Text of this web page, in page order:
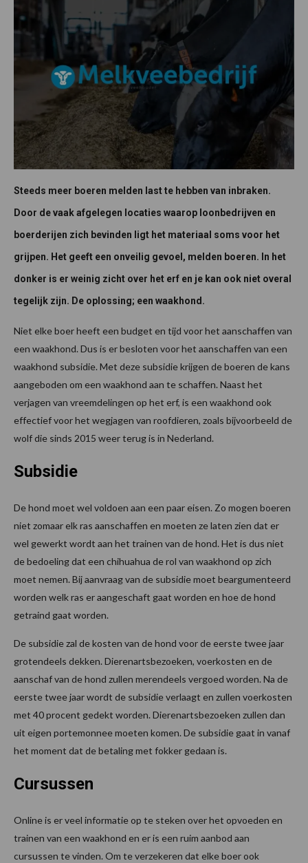
Steeds meer boeren melden last te hebben van inbraken.
Door de vaak afgelegen locaties waarop loonbedrijven en
boerderijen zich bevinden ligt het materiaal soms voor het
grijpen. Het geeft een onveilig gevoel, melden boeren. In het
donker is er weinig zicht over het erf en je kan ook niet overal
tegelijk zijn. De oplossing; een waakhond.
Niet elke boer heeft een budget en tijd voor het aanschaffen van
een waakhond. Dus is er besloten voor het aanschaffen van een
waakhond subsidie. Met deze subsidie krijgen de boeren de kans
aangeboden om een waakhond aan te schaffen. Naast het
verjagen van vreemdelingen op het erf, is een waakhond ook
effectief voor het wegjagen van roofdieren, zoals bijvoorbeeld de
wolf die sinds 2015 weer terug is in Nederland.
Subsidie
De hond moet wel voldoen aan een paar eisen. Zo mogen boeren
niet zomaar elk ras aanschaffen en moeten ze laten zien dat er
wel gewerkt wordt aan het trainen van de hond. Het is dus niet
de bedoeling dat een chihuahua de rol van waakhond op zich
moet nemen. Bij aanvraag van de subsidie moet beargumenteerd
worden welk ras er aangeschaft gaat worden en hoe de hond
getraind gaat worden.
De subsidie zal de kosten van de hond voor de eerste twee jaar
grotendeels dekken. Dierenartsbezoeken, voerkosten en de
aanschaf van de hond zullen merendeels vergoed worden. Na de
eerste twee jaar wordt de subsidie verlaagt en zullen voerkosten
met 40 procent gedekt worden. Dierenartsbezoeken zullen dan
uit eigen portemonnee moeten komen. De subsidie gaat in vanaf
het moment dat de betaling met fokker gedaan is.
Cursussen
Online is er veel informatie op te steken over het opvoeden en
trainen van een waakhond en er is een ruim aanbod aan
cursussen te vinden. Om te verzekeren dat elke boer ook